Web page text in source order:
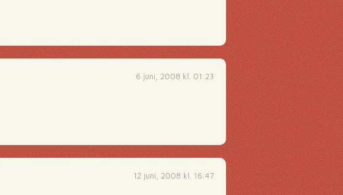
6 juni, 2008 kl. 01:23
12 juni, 2008 kl. 16:47